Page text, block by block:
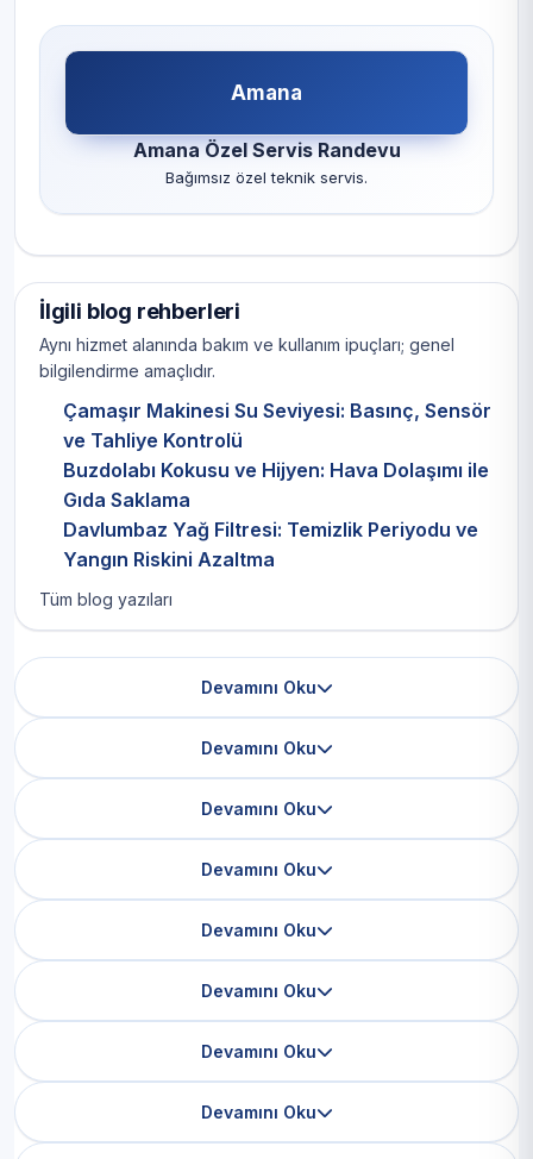
Amana
Amana Özel Servis Randevu
Bağımsız özel teknik servis.
İlgili blog rehberleri
Aynı hizmet alanında bakım ve kullanım ipuçları; genel
bilgilendirme amaçlıdır.
Çamaşır Makinesi Su Seviyesi: Basınç, Sensör
ve Tahliye Kontrolü
Buzdolabı Kokusu ve Hijyen: Hava Dolaşımı ile
Gıda Saklama
Davlumbaz Yağ Filtresi: Temizlik Periyodu ve
Yangın Riskini Azaltma
Tüm blog yazıları
Devamını Oku
Devamını Oku
Devamını Oku
Devamını Oku
Devamını Oku
Devamını Oku
Devamını Oku
Devamını Oku